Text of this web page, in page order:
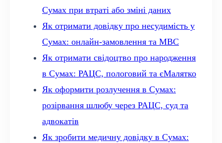
Сумах при втраті або зміні даних
Як отримати довідку про несудимість у
Сумах: онлайн-замовлення та МВС
Як отримати свідоцтво про народження
в Сумах: РАЦС, пологовий та єМалятко
Як оформити розлучення в Сумах:
розірвання шлюбу через РАЦС, суд та
адвокатів
Як зробити медичну довідку в Сумах: